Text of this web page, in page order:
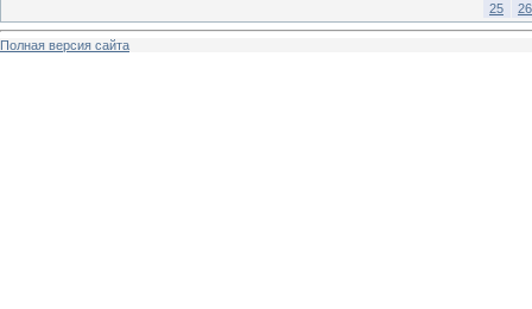
25
26
Полная версия сайта